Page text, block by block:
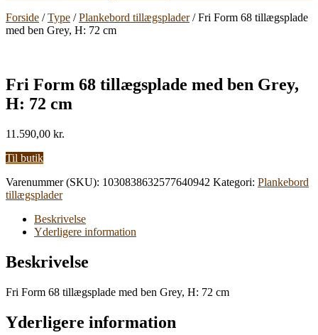
Forside /Type /Plankebord tillægsplader/ Fri Form 68 tillægsplade
med ben Grey, H: 72 cm
Fri Form 68 tillægsplade med ben Grey,
H: 72 cm
11.590,00 kr.
Til butik
Varenummer (SKU): 1030838632577640942 Kategori: Plankebord
tillægsplader
Beskrivelse
Yderligere information
Beskrivelse
Fri Form 68 tillægsplade med ben Grey, H: 72 cm
Yderligere information